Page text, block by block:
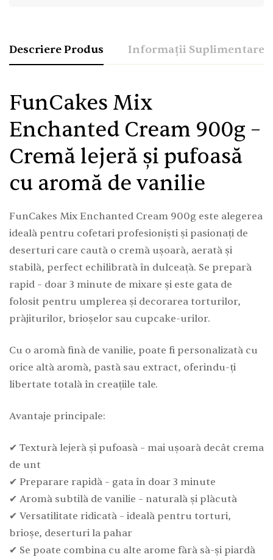
Descriere Produs Informații Suplimentare
FunCakes Mix
Enchanted Cream 900g –
Cremă lejeră și pufoasă
cu aromă de vanilie
FunCakes Mix Enchanted Cream 900g este alegerea
ideală pentru cofetari profesioniști și pasionați de
deserturi care caută o cremă ușoară, aerată și
stabilă, perfect echilibrată în dulceață. Se prepară
rapid – doar 3 minute de mixare și este gata de
folosit pentru umplerea și decorarea torturilor,
prăjiturilor, brioșelor sau cupcake-urilor.
Cu o aromă fină de vanilie, poate fi personalizată cu
orice altă aromă, pastă sau extract, oferindu-ți
libertate totală în creațiile tale.
Avantaje principale:
✔ Textură lejeră și pufoasă – mai ușoară decât crema
de unt
✔ Preparare rapidă – gata în doar 3 minute
✔ Aromă subtilă de vanilie – naturală și plăcută
✔ Versatilitate ridicată – ideală pentru torturi,
brioșe, deserturi la pahar
✔ Se poate combina cu alte arome fără să-și piardă